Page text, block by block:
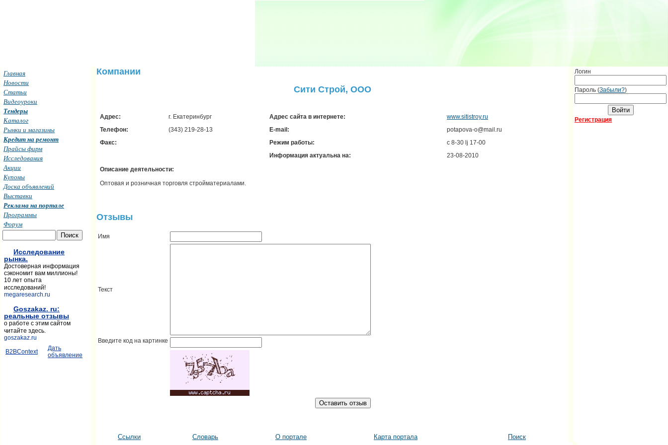
Компании
Сити Строй, ООО
Адрес: г. Екатеринбург Адрес сайта в интернете:
www.sitistroy.ru
Телефон:
(343) 219-28-13 E-mail:
potapova-o@mail.ru
Факс:
Режим работы:
c 8-30 lj 17-00
Информация актуальна на:
23-08-2010
Описание деятельности:
Оптовая и розничная торговля стройматериалами.
Отзывы
Имя
Текст
Введите код на картинке
Ссылки Словарь О портале Карта портала Поиск
Главная
Новости
Статьи
Видеоуроки
Тендеры
Каталог
Рынки и магазины
Кредит на ремонт
Прайсы фирм
Исследования
Акции
Купоны
Доска объявлений
Выставки
Реклама на портале
Программы
Форум
Исследование
рынка.
Достоверная информация
сэкономит вам миллионы!
10 лет опыта
исследований!
megaresearch.ru
Goszakaz. ru:
реальные отзывы
о работе с этим сайтом
читайте здесь.
goszakaz.ru
B2BContext
Дать
объявление
Логин
Пароль (Забыли?)
Регистрация